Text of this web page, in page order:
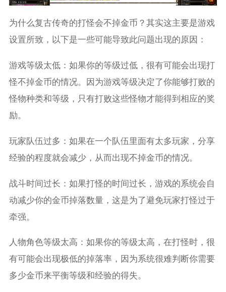
为什么复古传奇的打怪会不掉金币？其实这主要是游戏
设置所致，以下是一些可能导致此问题出现的原因：
游戏等级太低：如果你的等级过低，很有可能会出现打
怪不掉金币的情况。因为游戏等级决定了你能够打败的
怪物种类和等级，只有打败这些怪物才能得到相应的奖
励。
玩家队伍过多：如果在一个队伍里面有太多玩家，分享
经验的程度就会减少，从而出现不掉金币的情况。
战斗时间过长：如果打怪的时间过长，游戏的系统会自
动减少你的金币掉落数量，这是为了避免玩家打怪过于
牵强。
人物角色等级太高：如果你的等级太高，在打怪时，很
有可能会出现极低的掉落率，因为系统很难判断你需要
多少金币来平衡等级和经验的得失。